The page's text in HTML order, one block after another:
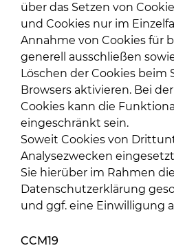
über das Setzen von
und Cookies nur im
Annahme von Cookies für
generell ausschließen
Löschen der Cookies beim
Browsers aktivieren. Bei
Cookies kann die
eingeschränkt sein.
Soweit Cookies von
Analysezwecken
Sie hierüber im Rahmen
Datenschutzerklärung
und ggf. eine Einwilligung
CCM19